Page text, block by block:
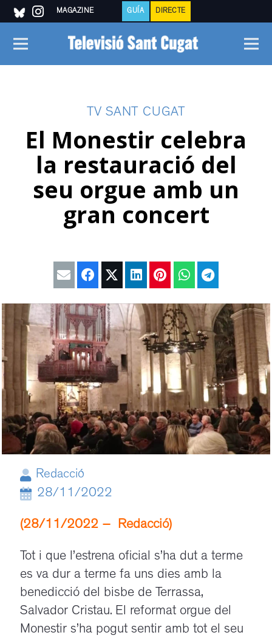
MAGAZINE GUÍA DIRECTE
TV SANT CUGAT
El Monestir celebra
la restauració del
seu orgue amb un
gran concert
Redacció
28/11/2022
(28/11/2022 – Redacció)
Tot i que l’estrena oficial s’ha dut a terme
es va dur a terme fa uns dies amb la
benedicció del bisbe de Terrassa,
Salvador Cristau. El reformat orgue del
Monestir s’ha pogut sentir amb tot el seu